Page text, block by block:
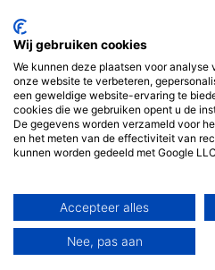
Wij gebruiken cookies
We kunnen deze plaatsen voor
onze website te verbeteren,
een geweldige website-ervaring te
cookies die we gebruiken opent u de
De gegevens worden verzameld voor
en het meten van de effectiviteit van
kunnen worden gedeeld met Google
Accepteer alles
Nee, pas aan
Wijnhandel Sprang
Winklerlaan 365-40
3571KE Utrecht
(geen bezoek adres)
06 34 73 69 05
KvK: 11012845